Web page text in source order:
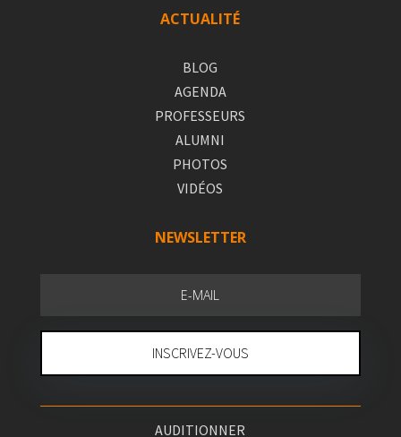
ACTUALITÉ
BLOG
AGENDA
PROFESSEURS
ALUMNI
PHOTOS
VIDÉOS
NEWSLETTER
INSCRIVEZ-VOUS
AUDITIONNER